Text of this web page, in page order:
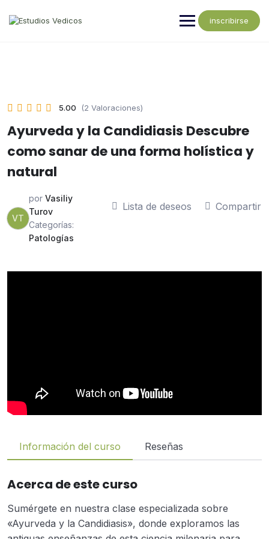
inscribirse
5.00 (2 Valoraciones)
Ayurveda y la Candidiasis Descubre
como sanar de una forma holística y
natural
VT
por Vasiliy
Turov
Categorías:
Patologías
Lista de deseos Compartir
Información del curso Reseñas
Acerca de este curso
Sumérgete en nuestra clase especializada sobre
«Ayurveda y la Candidiasis», donde exploramos las